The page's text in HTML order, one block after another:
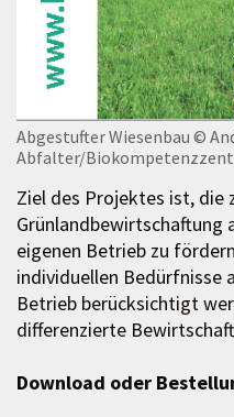
Abgestufter Wiesenbau ©
Abfalter/
Ziel des Projektes ist,
Grünlandbewirtschaftung
eigenen Betrieb zu
individuellen Bedürfnisse
Betrieb berücksichtigt
differenzierte
Download oder